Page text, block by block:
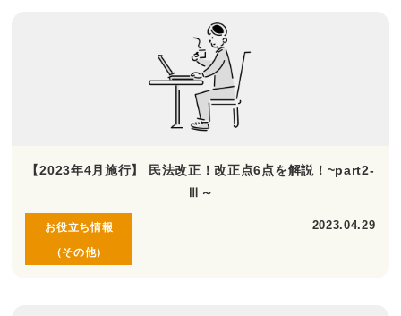
【2023年4月施行】 民法改正！改正点6点を解説！~part2-
Ⅲ～
お役立ち情報
（その他）
2023.04.29